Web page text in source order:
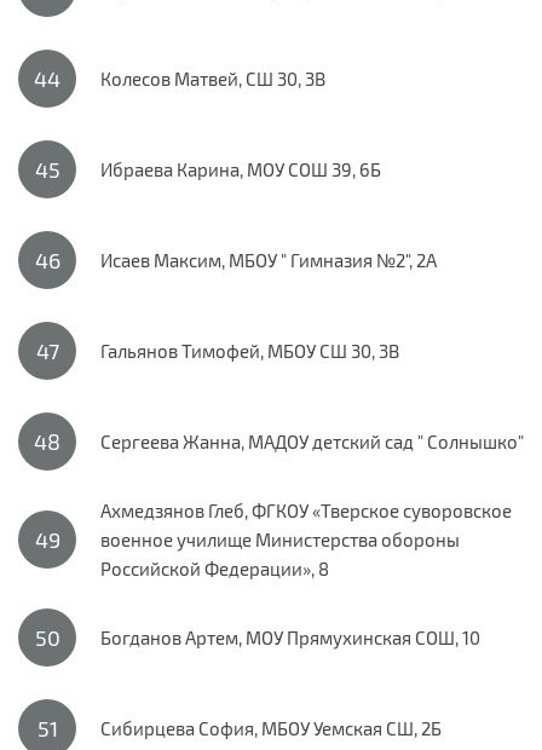
Колесов Матвей, СШ 30, 3В
Ибраева Карина, МОУ СОШ 39, 6Б
Исаев Максим, МБОУ " Гимназия №2", 2А
Гальянов Тимофей, МБОУ СШ 30, 3В
Сергеева Жанна, МАДОУ детский сад " Солнышко"
Ахмедзянов Глеб, ФГКОУ «Тверское суворовское
военное училище Министерства обороны
Российской Федерации», 8
Богданов Артем, МОУ Прямухинская СОШ, 10
Сибирцева София, МБОУ Уемская СШ, 2Б